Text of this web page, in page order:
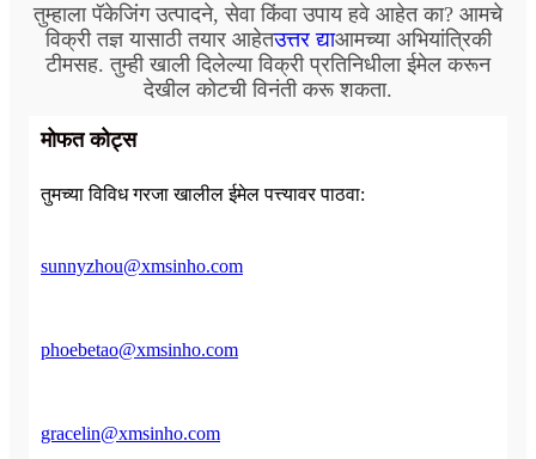
तुम्हाला पॅकेजिंग उत्पादने, सेवा किंवा उपाय हवे आहेत का? आमचे
विक्री तज्ञ यासाठी तयार आहेतउत्तर द्याआमच्या अभियांत्रिकी
टीमसह. तुम्ही खाली दिलेल्या विक्री प्रतिनिधीला ईमेल करून
देखील कोटची विनंती करू शकता.
मोफत कोट्स
तुमच्या विविध गरजा खालील ईमेल पत्त्यावर पाठवा:
sunnyzhou@xmsinho.com
phoebetao@xmsinho.com
gracelin@xmsinho.com